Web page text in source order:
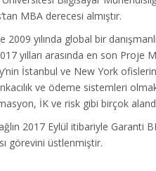
MBA derecesi almıştır.
2009 yılında global bir
yılları arasında en son
İstanbul ve New York
ve ödeme sistemleri
İK ve risk gibi birçok
2017 Eylül itibariyle Garanti
görevini üstlenmiştir.